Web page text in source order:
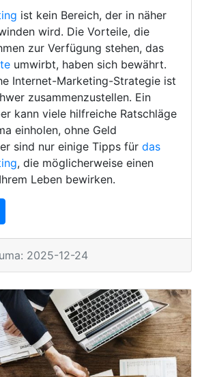
ist kein Bereich, der in näher
wird. Die Vorteile, die
zur Verfügung stehen, das
umwirbt, haben sich bewährt.
Internet-Marketing-Strategie ist
zusammenzustellen. Ein
kann viele hilfreiche Ratschläge
einholen, ohne Geld
sind nur einige Tipps für das
, die möglicherweise einen
Leben bewirken.
2025-12-24